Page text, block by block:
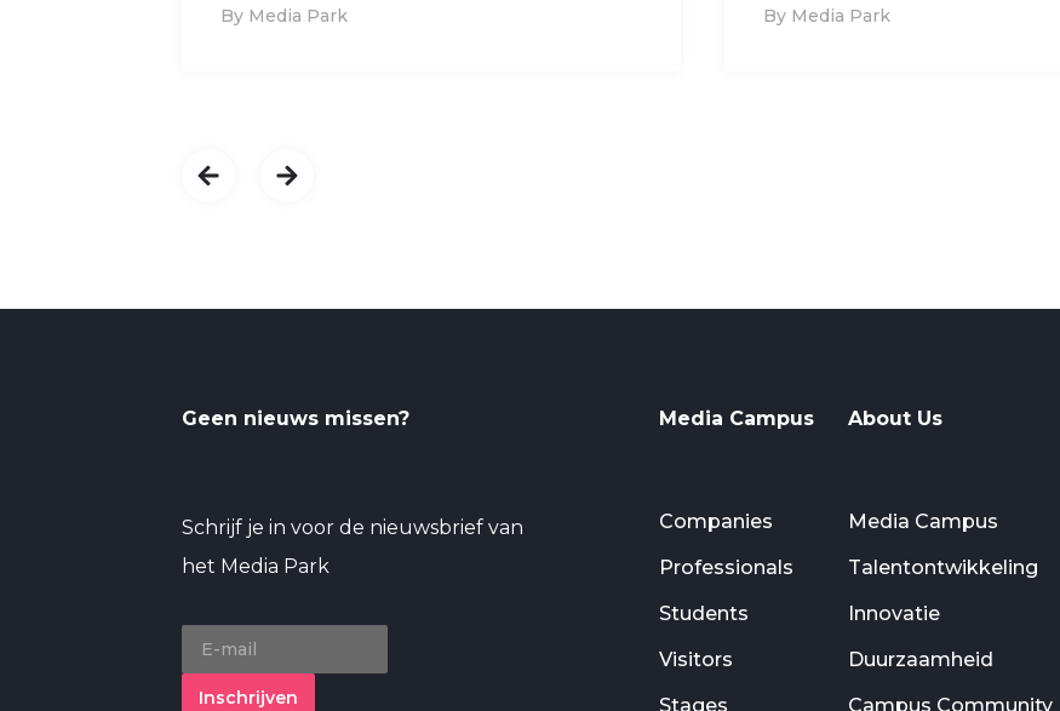
By Media Park By Media Park
Geen nieuws missen?
Schrijf je in voor de nieuwsbrief van
het Media Park
Inschrijven
Media Campus
Companies
Professionals
Students
Visitors
Stages
About Us
Media Campus
Talentontwikkeling
Innovatie
Duurzaamheid
Campus Community